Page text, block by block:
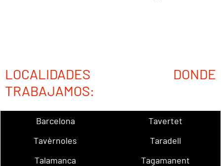
LOCALIDADES DONDE
TRABAJAMOS:
Barcelona
Tavertet
Tavèrnoles
Taradell
Talamanca
Tagamanent